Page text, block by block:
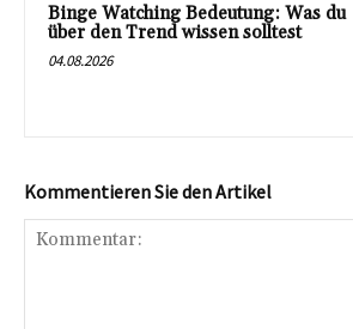
Binge Watching Bedeutung: Was du
über den Trend wissen solltest
04.08.2026
Kommentieren Sie den Artikel